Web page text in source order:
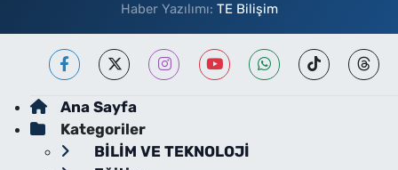
Haber Yazılımı: TE Bilişim
Ana Sayfa
Kategoriler
BİLİM VE TEKNOLOJİ